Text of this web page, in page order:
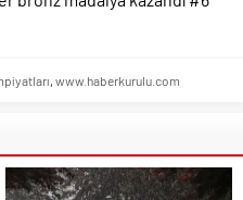
www.haberkurulu.com